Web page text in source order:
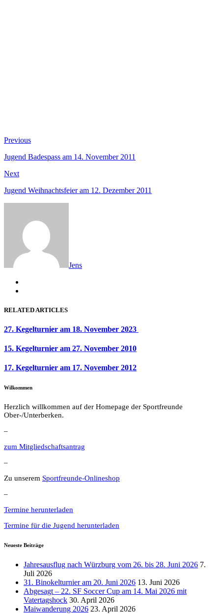
Beitragsnavigation
PreviousPrevious
Jugend Badespass am 14. November 2011
NextNext
Jugend Weihnachtsfeier am 12. Dezember 2011
Jens
RELATED ARTICLES
27. Kegelturnier am 18. November 2023
15. Kegelturnier am 27. November 2010
17. Kegelturnier am 17. November 2012
Wilkommen
Herzlich willkommen auf der Homepage der Sportfreunde
Ober-/Unterberken.
–
zum Mitgliedschaftsantrag
–
Zu unserem Sportfreunde-Onlineshop
–
Termine herunterladen
Termine für die Jugend herunterladen
Neueste Beiträge
Jahresausflug nach Würzburg vom 26. bis 28. Juni 2026 7.
Juli 2026
31. Binokelturnier am 20. Juni 2026 13. Juni 2026
Abgesagt – 22. SF Soccer Cup am 14. Mai 2026 mit
Vatertagshock 30. April 2026
Maiwanderung 2026 23. April 2026